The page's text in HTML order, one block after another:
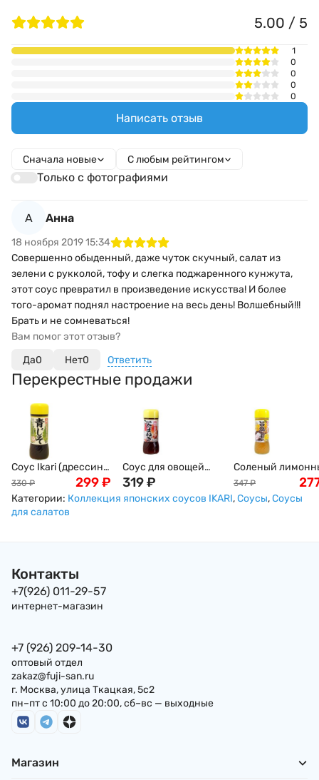
5.00 / 5
1
0
0
0
0
Написать отзыв
Сначала новые С любым рейтингом
Только с фотографиями
А Анна
18 ноября 2019 15:34
Совершенно обыденный, даже чуток скучный, салат из
зелени с рукколой, тофу и слегка поджаренного кунжута,
этот соус превратил в произведение искусства! И более
того-аромат поднял настроение на весь день! Волшебный!!!
Брать и не сомневаться!
Вам помог этот отзыв?
Да0 Нет0 Ответить
Перекрестные продажи
Соус Ikari (дрессинг)
из листьев шисо,
Япония, 200мл
330 ₽ 299₽
Соус для овощей
Икари с луком по-
японски на соевой
основе (дрессинг)
319₽
Соленый
соус (дрессинг)
IKARI, Япония,
200мл
347 ₽
Категории: Коллекция японских соусов IKARI,Соусы,Соусы
для салатов
Контакты
+7(926) 011-29-57
интернет-магазин
+7 (926) 209-14-30
оптовый отдел
zakaz@fuji-san.ru
г. Москва, улица Ткацкая, 5с2
пн–пт с 10:00 до 20:00, сб–вс — выходные
Магазин